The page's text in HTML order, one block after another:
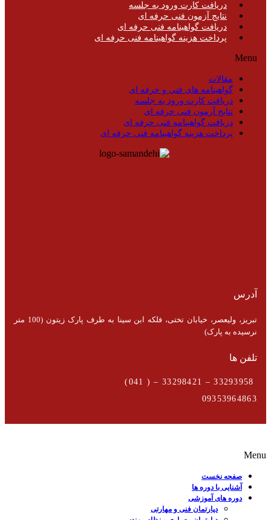
دریافت کارت ورود به جلسه
نتایج آزمون فنی حرفه ای
دریافت گواهینامه فنی حرفه ای
پرداخت هزینه گواهینامه فنی حرفه ای
Menu
مقالات
گواهینامه های فنی و حرفه ای
دریافت کارت ورود به جلسه
نتایج آزمون فنی حرفه ای
دریافت گواهینامه فنی حرفه ای
پرداخت هزینه گواهینامه فنی حرفه ای
آدرس
تبریز، ولیعصر، خیابان تختی، فلکه ابن سینا به طرف پارک زیتون (100 متر
نرسیده به پارک)
تلفن ها
09353964863
Menu
صفحه نخست
آشنایی با دوره ها
دوره های آموزشی
دپارتمان فنی و مهارتی